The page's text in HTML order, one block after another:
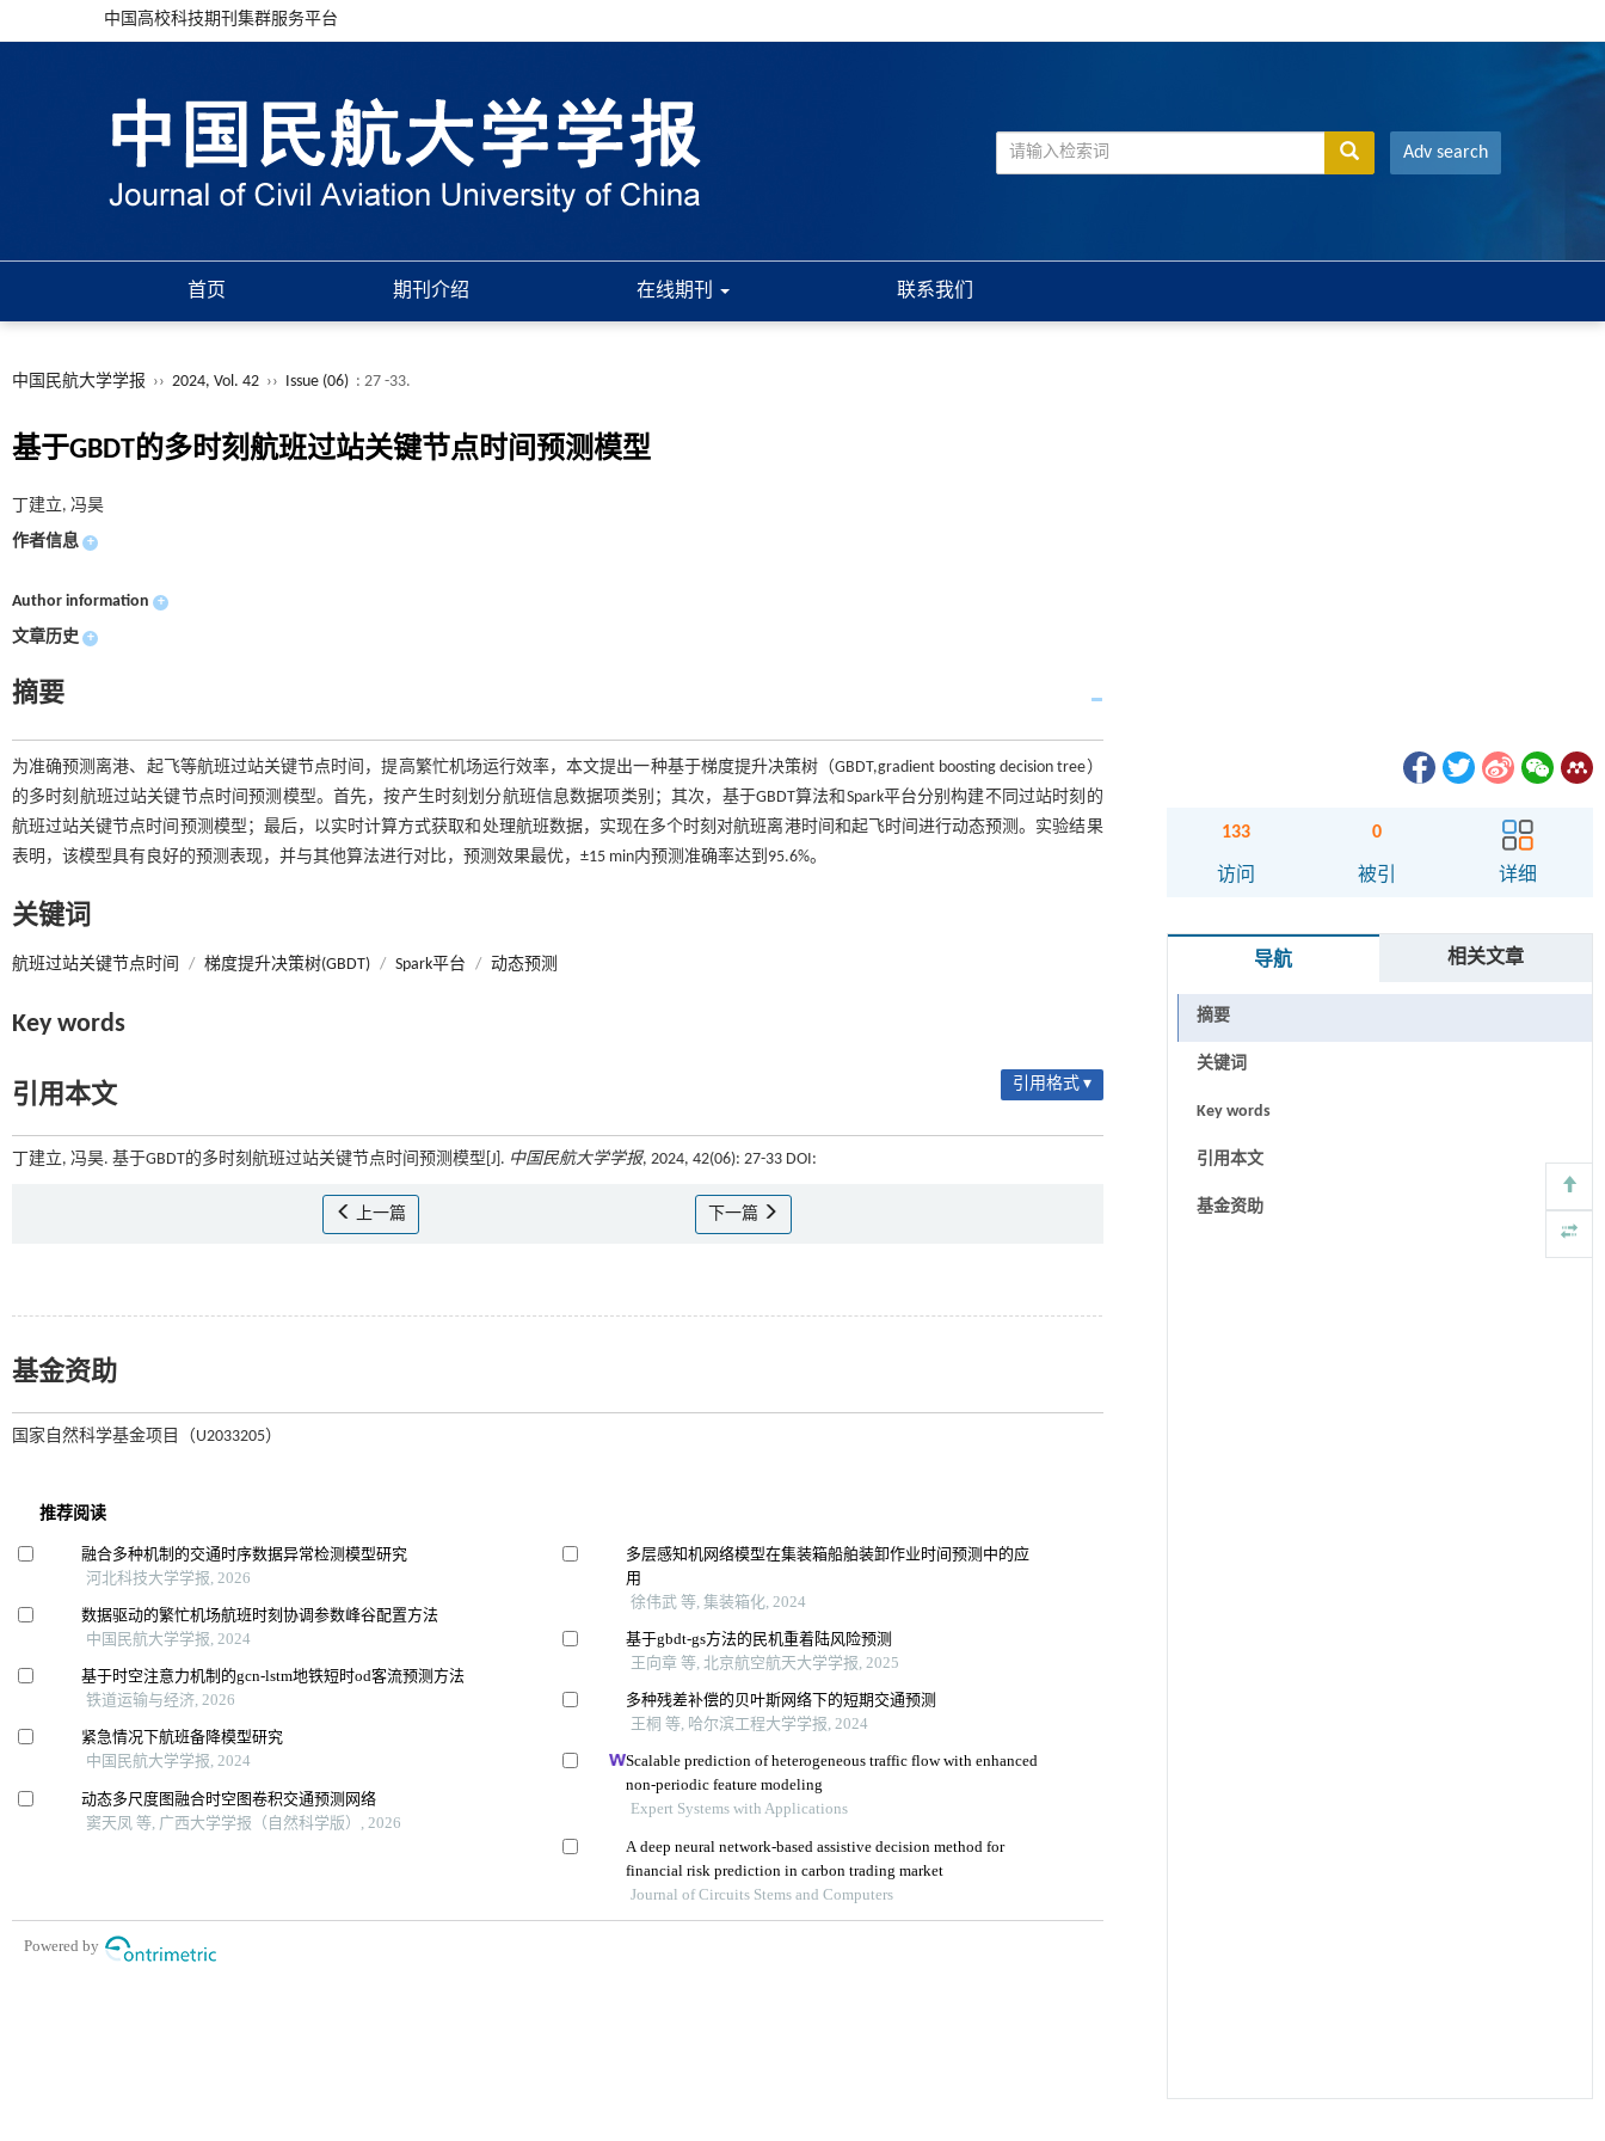
中国高校科技期刊集群服务平台
Adv search
首页 期刊介绍 在线期刊 联系我们
中国民航大学学报 ›› 2024, Vol. 42 ›› Issue (06) : 27 -33.
基于GBDT的多时刻航班过站关键节点时间预测模型
丁建立, 冯昊
作者信息 +
Author information +
文章历史 +
摘要
为准确预测离港、起飞等航班过站关键节点时间，提高繁忙机场运行效率，本文提出一种基于梯度提升决策树（GBDT,gradient boosting decision tree）
的多时刻航班过站关键节点时间预测模型。首先，按产生时刻划分航班信息数据项类别；其次，基于GBDT算法和Spark平台分别构建不同过站时刻的
航班过站关键节点时间预测模型；最后，以实时计算方式获取和处理航班数据，实现在多个时刻对航班离港时间和起飞时间进行动态预测。实验结果
表明，该模型具有良好的预测表现，并与其他算法进行对比，预测效果最优，±15 min内预测准确率达到95.6%。
关键词
航班过站关键节点时间 / 梯度提升决策树(GBDT) / Spark平台 / 动态预测
Key words
引用本文 引用格式 ▾
丁建立, 冯昊. 基于GBDT的多时刻航班过站关键节点时间预测模型[J]. 中国民航大学学报, 2024, 42(06): 27-33 DOI:
上一篇 下一篇
基金资助
国家自然科学基金项目（U2033205）
133
访问
0
被引 详细
导航 相关文章
摘要
关键词
Key words
引用本文
基金资助